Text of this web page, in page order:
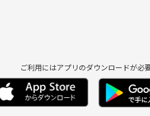
ご利用にはアプリのダウンロードが必